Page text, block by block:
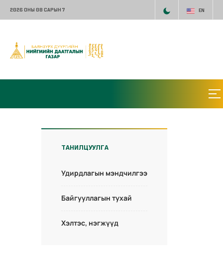
2026 ОНЫ 08 САРЫН 7 EN
ТАНИЛЦУУЛГА
Удирдлагын мэндчилгээ
Байгууллагын тухай
Хэлтэс, нэгжүүд